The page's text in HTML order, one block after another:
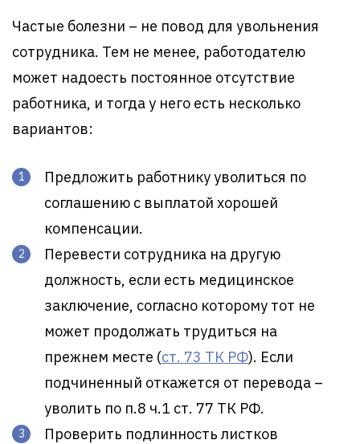
Частые болезни – не повод для увольнения
сотрудника. Тем не менее, работодателю
может надоесть постоянное отсутствие
работника, и тогда у него есть несколько
вариантов:
Предложить работнику уволиться по
соглашению с выплатой хорошей
компенсации.
Перевести сотрудника на другую
должность, если есть медицинское
заключение, согласно которому тот не
может продолжать трудиться на
прежнем месте (ст. 73 ТК РФ). Если
подчиненный откажется от перевода –
уволить по п.8 ч.1 ст. 77 ТК РФ.
Проверить подлинность листков